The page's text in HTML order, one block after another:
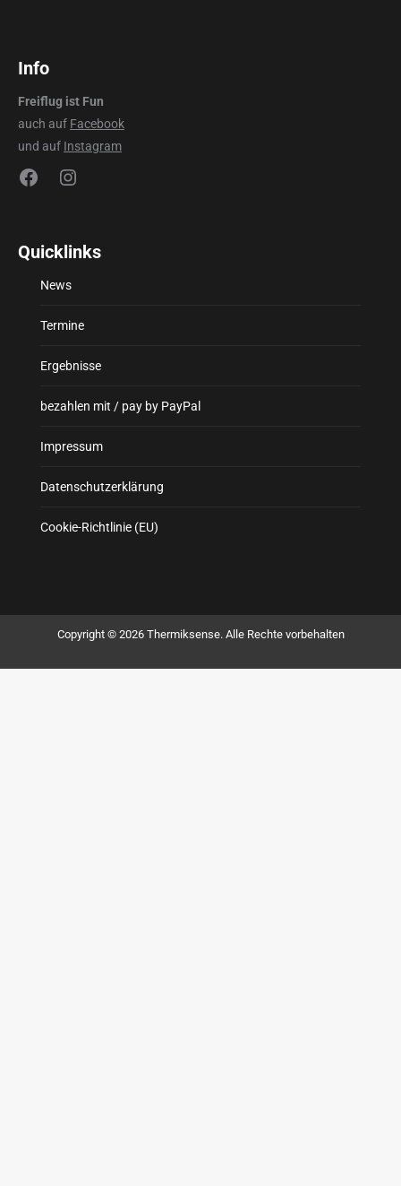
Info
Freiflug ist Fun
auch auf Facebook
und auf Instagram
FacebookInstagram
Quicklinks
News
Termine
Ergebnisse
bezahlen mit / pay by PayPal
Impressum
Datenschutzerklärung
Cookie-Richtlinie (EU)
Copyright © 2026 Thermiksense. Alle Rechte vorbehalten